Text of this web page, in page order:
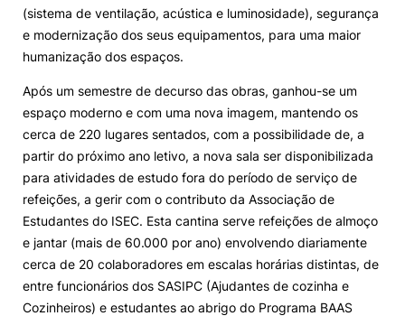
Projetos PRR
Magazine
Eventos
Europeia Política de Privacidade e Cookies
Sugestões,
(sistema de ventilação, acústica e luminosidade), segurança
e modernização dos seus equipamentos, para uma maior
humanização dos espaços.
Após um semestre de decurso das obras, ganhou-se um
espaço moderno e com uma nova imagem, mantendo os
cerca de 220 lugares sentados, com a possibilidade de, a
partir do próximo ano letivo, a nova sala ser disponibilizada
para atividades de estudo fora do período de serviço de
refeições, a gerir com o contributo da Associação de
Estudantes do ISEC. Esta cantina serve refeições de almoço
e jantar (mais de 60.000 por ano) envolvendo diariamente
cerca de 20 colaboradores em escalas horárias distintas, de
entre funcionários dos SASIPC (Ajudantes de cozinha e
Cozinheiros) e estudantes ao abrigo do Programa BAAS